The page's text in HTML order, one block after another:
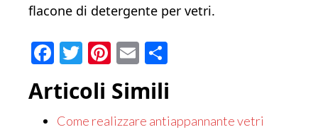
flacone di detergente per vetri.
Facebook
Twitter
Pinterest
Email
Articoli Simili
Come realizzare antiappannante vetri